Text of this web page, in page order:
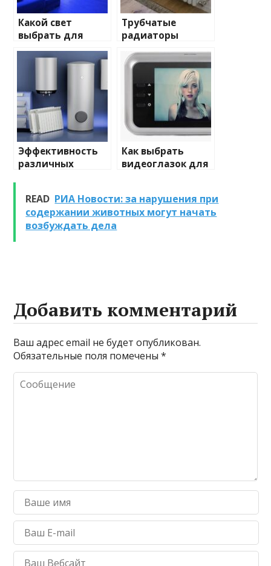
Какой свет
выбрать для
домашнего
освещения
Трубчатые
радиаторы
и характеристики
Эффективность
различных
очистке и
промывке котлов
Как выбрать
видеоглазок для
READ РИА Новости: за нарушения при
содержании животных могут начать
возбуждать дела
Добавить комментарий
Ваш адрес email не будет опубликован.
Обязательные поля помечены*